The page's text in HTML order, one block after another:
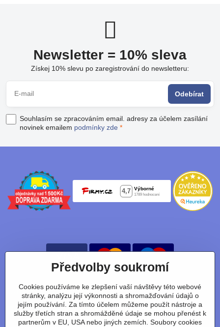
Newsletter = 10% sleva
Získej 10% slevu po zaregistrování do newsletteru:
Odebírat
Souhlasím se zpracováním email. adresy za účelem zasílání
novinek emailem podmínky zde *
Nájdete nás taky na:
Facebook Instagram Youtube Tiktok
Předvolby soukromí
Cookies používáme ke zlepšení vaší návštěvy této webové
stránky, analýzu její výkonnosti a shromažďování údajů o
jejím používání. Za tímto účelem můžeme použít nástroje a
služby třetích stran a shromážděné údaje se mohou přenést k
partnerům v EU, USA nebo jiných zemích. Soubory cookies